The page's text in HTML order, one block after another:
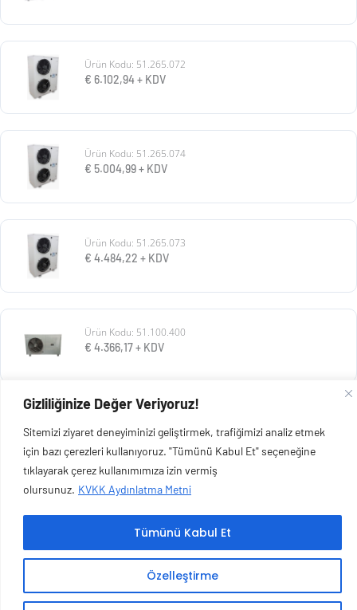
Gizliliğinize Değer Veriyoruz!
Sitemizi ziyaret deneyiminizi geliştirmek, trafiğimizi analiz etmek
için bazı çerezleri kullanıyoruz. "Tümünü Kabul Et" seçeneğine
tıklayarak çerez kullanımımıza izin vermiş
olursunuz. KVKK Aydınlatma Metni
Özelleştirme
Tümünü Kabul Et
Ürün Kodu: 51.265.072
€ 6.102,94+ KDV
Ürün Kodu: 51.265.074
€ 5.004,99+ KDV
Ürün Kodu: 51.265.073
€ 4.484,22 + KDV
Ürün Kodu: 51.100.400
€ 4.366,17+ KDV
€2.043,50+ KDV
Copyright © 2026 Esen Isıtma Soğutma İnşaat Ltd Şti | Tüm Hakları Saklıdır.